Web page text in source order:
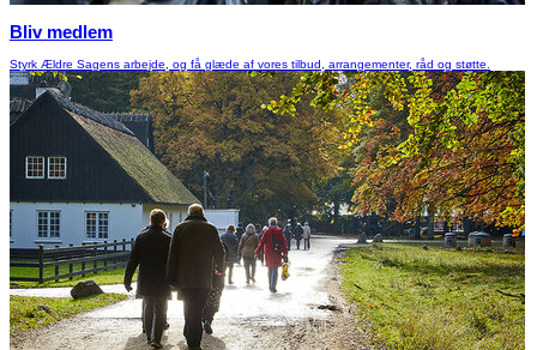
Bliv medlem
Styrk Ældre Sagens arbejde, og få glæde af vores tilbud, arrangementer, råd og støtte.